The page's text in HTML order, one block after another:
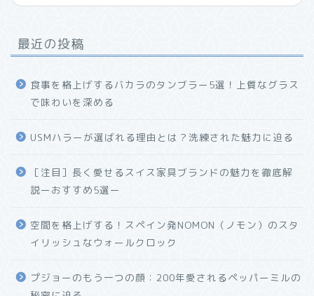
最近の投稿
食事を格上げするバカラのタンブラー5選！上質なグラス
で味わいを深める
USMハラーが選ばれる理由とは？洗練された魅力に迫る
［注目］長く愛せるスイス家具ブランドの魅力を徹底解
説ーおすすめ5選ー
空間を格上げする！スペイン発NOMON（ノモン）のスタ
イリッシュなウォールクロック
プジョーのもう一つの顔：200年愛されるペッパーミルの